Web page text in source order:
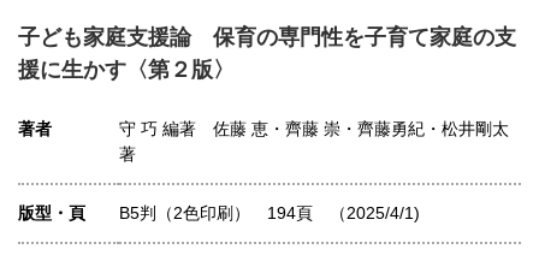
子ども家庭支援論 保育の専門性を子育て家庭の支
援に生かす〈第２版〉
著者
守 巧 編著 佐藤 恵・齊藤 崇・齊藤勇紀・松井剛太
著
版型・頁 B5判（2色印刷） 194頁 （2025/4/1)